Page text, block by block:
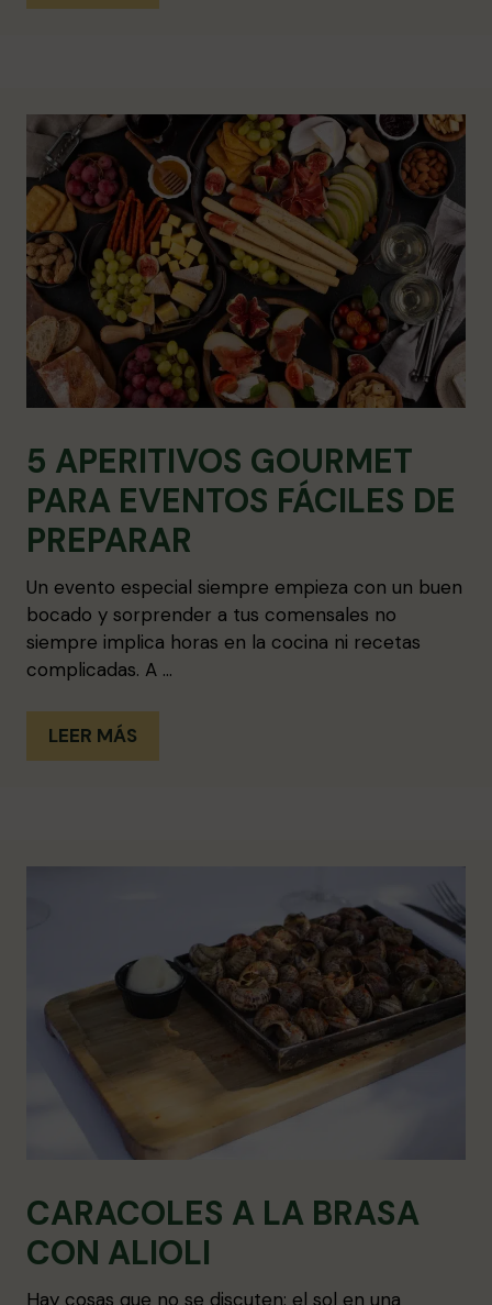
5 APERITIVOS GOURMET
PARA EVENTOS FÁCILES DE
PREPARAR
Un evento especial siempre empieza con un buen
bocado y sorprender a tus comensales no
siempre implica horas en la cocina ni recetas
complicadas. A …
LEER MÁS
CARACOLES A LA BRASA
CON ALIOLI
Hay cosas que no se discuten: el sol en una